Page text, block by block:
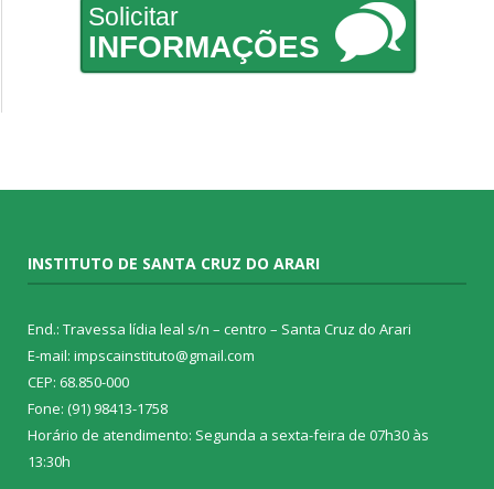
Solicitar
INFORMAÇÕES
INSTITUTO DE SANTA CRUZ DO ARARI
End.: Travessa lídia leal s/n – centro – Santa Cruz do Arari
E-mail: impscainstituto@gmail.com
CEP: 68.850-000
Fone: (91) 98413-1758
Horário de atendimento: Segunda a sexta-feira de 07h30 às
13:30h